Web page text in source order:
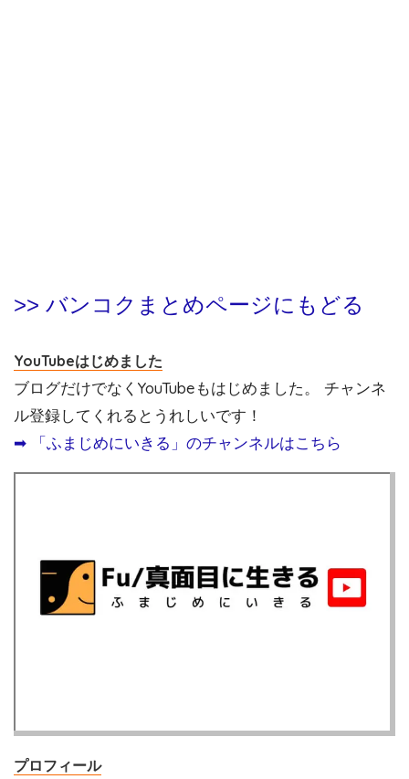
>> バンコクまとめページにもどる
YouTubeはじめました
ブログだけでなくYouTubeもはじめました。 チャンネ
ル登録してくれるとうれしいです！
➡︎ 「ふまじめにいきる」のチャンネルはこちら
プロフィール